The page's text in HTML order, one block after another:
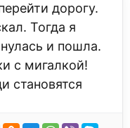
дорогу.
Тогда я
и пошла.
с мигалкой!
становятся